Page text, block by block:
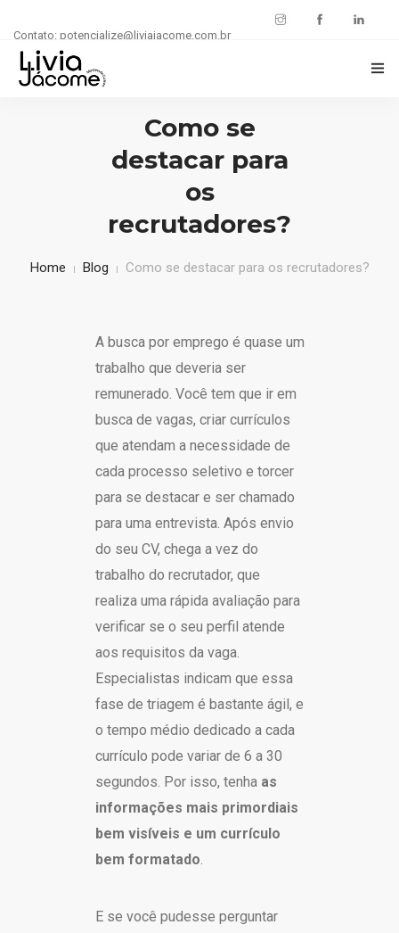
Contato: potencialize@liviajacome.com.br
POTENCIALIZE SUA CARREIRA
Como se
destacar para
os
recrutadores?
Home Blog Como se destacar para os recrutadores?
A busca por emprego é quase um
trabalho que deveria ser
remunerado. Você tem que ir em
busca de vagas, criar currículos
que atendam a necessidade de
cada processo seletivo e torcer
para se destacar e ser chamado
para uma entrevista. Após envio
do seu CV, chega a vez do
trabalho do recrutador, que
realiza uma rápida avaliação para
verificar se o seu perfil atende
aos requisitos da vaga.
Especialistas indicam que essa
fase de triagem é bastante ágil, e
o tempo médio dedicado a cada
currículo pode variar de 6 a 30
segundos. Por isso, tenha as
informações mais primordiais
bem visíveis e um currículo
bem formatado.
E se você pudesse perguntar